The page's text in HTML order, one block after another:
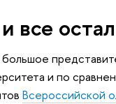
все
и по
Всероссийской